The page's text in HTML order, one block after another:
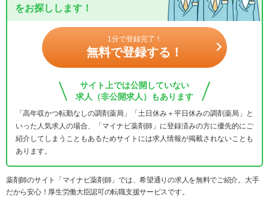
をお探しします！
1分で登録完了！
無料で登録する！
サイト上では公開していない
求人（非公開求人）もあります
「高年収かつ転勤なしの調剤薬局」「土日休み＋平日休みの調剤薬局」と
いった人気求人の場合、「マイナビ薬剤師」に登録済みの方に優先的にご
紹介してしまうこともあるためサイトには求人情報が掲載されないことも
あります。
薬剤師のサイト「マイナビ薬剤師」では、希望通りの求人を無料でご紹介。大手
だから安心！厚生労働大臣認可の転職支援サービスです。